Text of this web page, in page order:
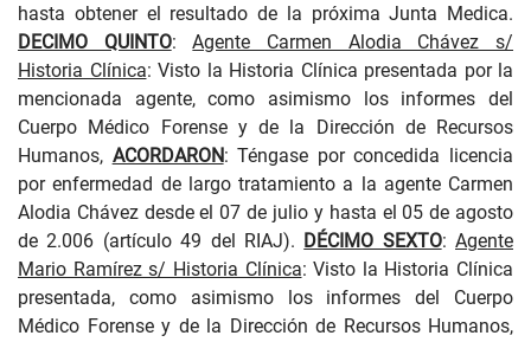
hasta obtener el resultado de la próxima Junta Medica.
DECIMO QUINTO:Agente Carmen Alodia Chávez s/
Historia Clínica: Visto la Historia Clínica presentada por la
mencionada agente, como asimismo los informes del
Cuerpo Médico Forense y de la Dirección de Recursos
Humanos, ACORDARON: Téngase por concedida licencia
por enfermedad de largo tratamiento a la agente Carmen
Alodia Chávez desde el 07 de julio y hasta el 05 de agosto
de 2.006 (artículo 49 del RIAJ). DÉCIMO SEXTO: Agente
Mario Ramírez s/ Historia Clínica: Visto la Historia Clínica
presentada, como asimismo los informes del Cuerpo
Médico Forense y de la Dirección de Recursos Humanos,